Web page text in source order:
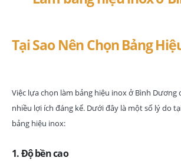
Tại Sao Nên Chọn Bảng
Việc lựa chọn làm bảng hiệu inox ở Bình Dương
nhiều lợi ích đáng kể. Dưới đây là một số lý do
bảng hiệu inox:
1. Độ bền cao